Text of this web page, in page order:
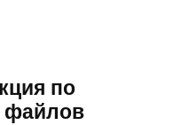
по
файлов